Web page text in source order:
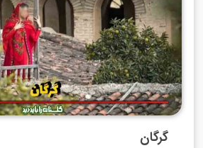
گرگان